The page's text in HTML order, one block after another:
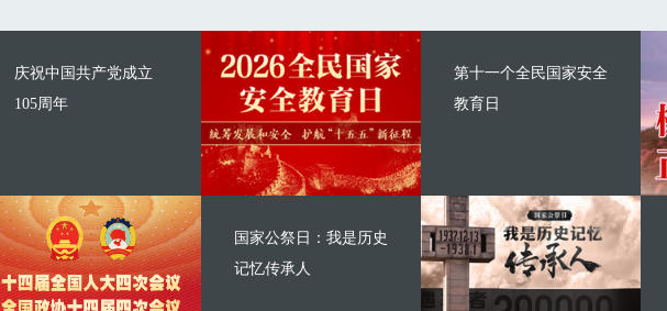
庆祝中国共产党成立
105周年
第十一个全民国家安全
教育日
国家公祭日：我是历史
记忆传承人